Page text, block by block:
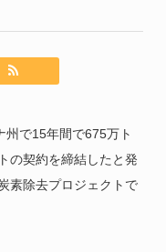
で15年間で675万ト
の契約を締結したと発
素除去プロジェクトで